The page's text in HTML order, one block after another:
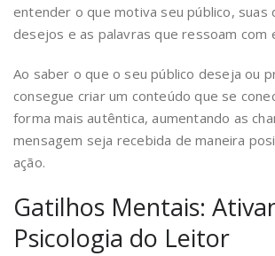
entender o que motiva seu público, suas
desejos e as palavras que ressoam com
Ao saber o que o seu público deseja ou
consegue criar um conteúdo que se
forma mais autêntica, aumentando as
mensagem seja recebida de maneira
ação.
Gatilhos Mentais:
Psicologia do Leitor